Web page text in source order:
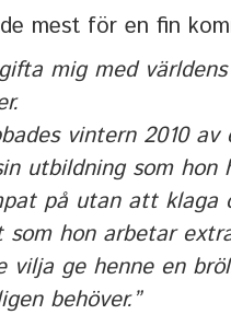
mest för en fin
gifta mig med
vintern 2010
utbildning som
på utan att
som hon arbetar
vilja ge henne en
behöver.”